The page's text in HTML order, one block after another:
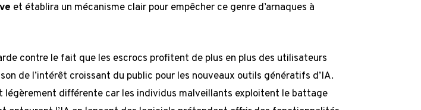
et établira un mécanisme clair pour empêcher ce genre d’arnaques à
contre le fait que les escrocs profitent de plus en plus des utilisateurs
de l’intérêt croissant du public pour les nouveaux outils génératifs d’IA.
légèrement différente car les individus malveillants exploitent le battage